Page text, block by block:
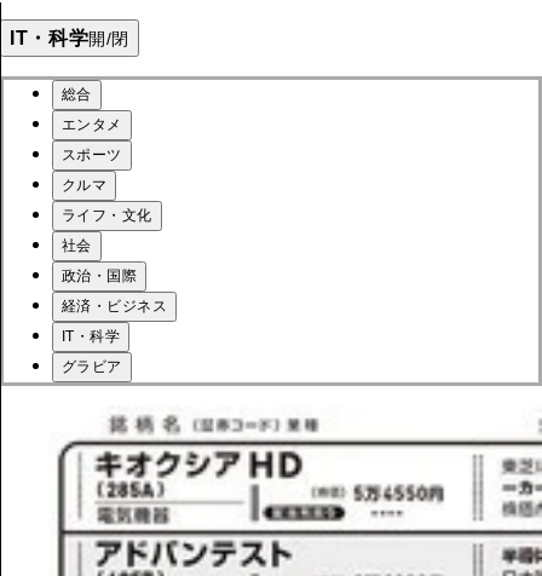
IT・科学開/閉
総合
エンタメ
スポーツ
クルマ
ライフ・文化
社会
政治・国際
経済・ビジネス
IT・科学
グラビア